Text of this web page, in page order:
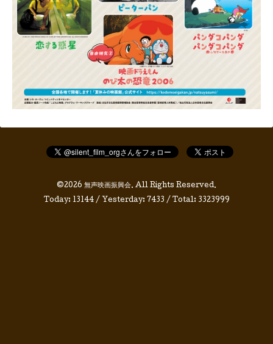
©2026 無声映画振興会. All Rights Reserved.
Today: 13144/ Yesterday: 7433 / Total: 3323999